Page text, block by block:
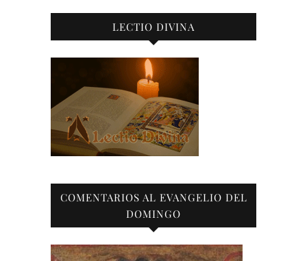
LECTIO DIVINA
COMENTARIOS AL EVANGELIO DEL
DOMINGO